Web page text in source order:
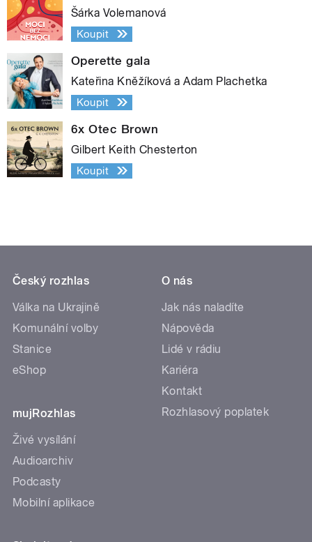
Šárka Volemanová
Koupit
Operette gala
Kateřina Kněžíková a Adam Plachetka
Koupit
6x Otec Brown
Gilbert Keith Chesterton
Koupit
Český rozhlas
Válka na Ukrajině
Komunální volby
Stanice
eShop
mujRozhlas
Živé vysílání
Audioarchiv
Podcasty
Mobilní aplikace
O nás
Jak nás naladíte
Nápověda
Lidé v rádiu
Kariéra
Kontakt
Rozhlasový poplatek